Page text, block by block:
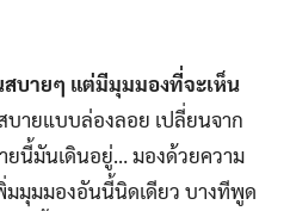
สบายๆ แต่มีมุมมองที่จะเห็น
บายแบบล่องลอย เปลี่ยนจาก
ยนี้มันเดินอยู่… มองด้วยความ
พิ่มมุมมองอันนี้นิดเดียว บางทีพูด